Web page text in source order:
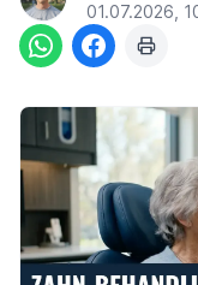
01.07.2026,